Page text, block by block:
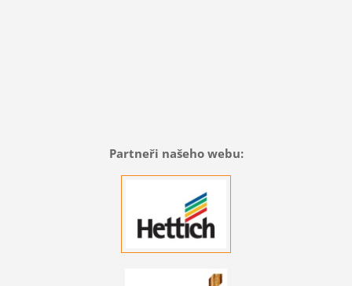
Partneři našeho webu: